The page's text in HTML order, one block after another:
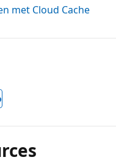
met Cloud Cache